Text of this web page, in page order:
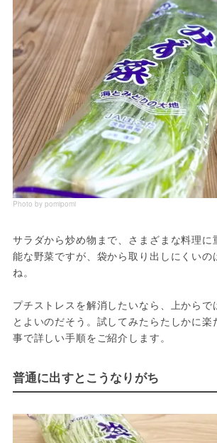
Photo by pomipomi
サラダから炒め物まで、さまざまな料理に
能な野菜ですが、袋から取り出しにくいの
ね。
プチストレスを解消したいなら、上からで
とよいのだそう。試してみたらたしかに
事で詳しい手順をご紹介します。
普通に出すとこうなりがち